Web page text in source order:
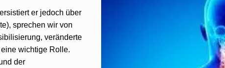
er jedoch über
sprechen wir von
veränderte
wichtige Rolle.
der